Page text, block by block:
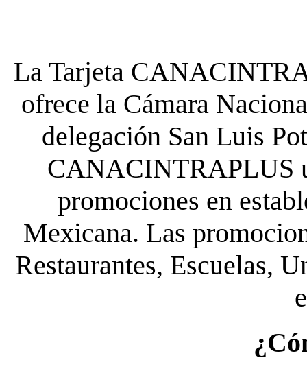
La Tarjeta
ofrece la Cámara
delegación San Luis
CANACINTRAPLUS
promociones en
Mexicana. Las
Restaurantes, Escuelas,